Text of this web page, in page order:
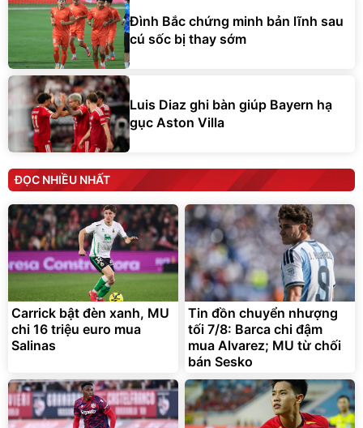
Đình Bắc chứng minh bản lĩnh sau
cú sốc bị thay sớm
Luis Diaz ghi bàn giúp Bayern hạ
gục Aston Villa
ĐỌC NHIỀU NHẤT
Carrick bật đèn xanh, MU
chi 16 triệu euro mua
Salinas
Tin đồn chuyển nhượng
tối 7/8: Barca chi đậm
mua Alvarez; MU từ chối
bán Sesko